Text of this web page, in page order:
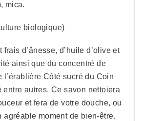
mica.
biologique)
d’ânesse, d’huile d’olive et
ainsi que du concentré de
l’érablière Côté sucré du Coin
entre autres. Ce savon nettoiera
et fera de votre douche, ou
agréable moment de bien-être.